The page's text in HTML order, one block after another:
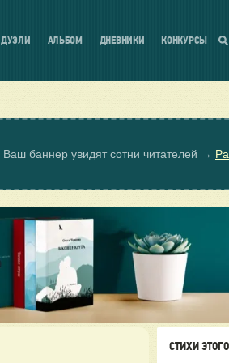
ДУЭЛИ АЛЬБОМ ДНЕВНИКИ КОНКУРСЫ
Ваш баннер увидят сотни читателей →
СТИХИ